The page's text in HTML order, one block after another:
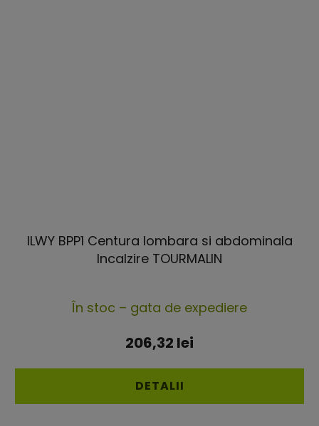
ILWY BPP1 Centura lombara si abdominala
Incalzire TOURMALIN
În stoc – gata de expediere
206,32 lei
DETALII